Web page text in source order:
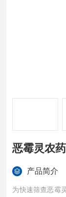
恶霉灵农
产品简介
为快速筛查恶霉